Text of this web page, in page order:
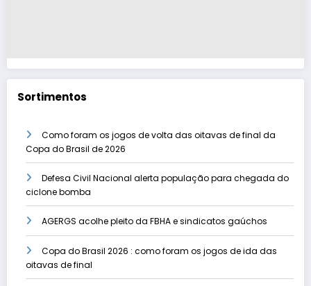
Sortimentos
Como foram os jogos de volta das oitavas de final da
Copa do Brasil de 2026
Defesa Civil Nacional alerta população para chegada do
ciclone bomba
AGERGS acolhe pleito da FBHA e sindicatos gaúchos
Copa do Brasil 2026 : como foram os jogos de ida das
oitavas de final